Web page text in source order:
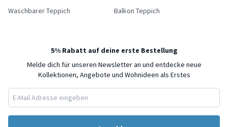
Waschbarer Teppich Balkon Teppich
5% Rabatt auf deine erste Bestellung
Melde dich für unseren Newsletter an und entdecke neue
Kollektionen, Angebote und Wohnideen als Erstes